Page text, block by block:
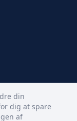
din
dig at spare
af